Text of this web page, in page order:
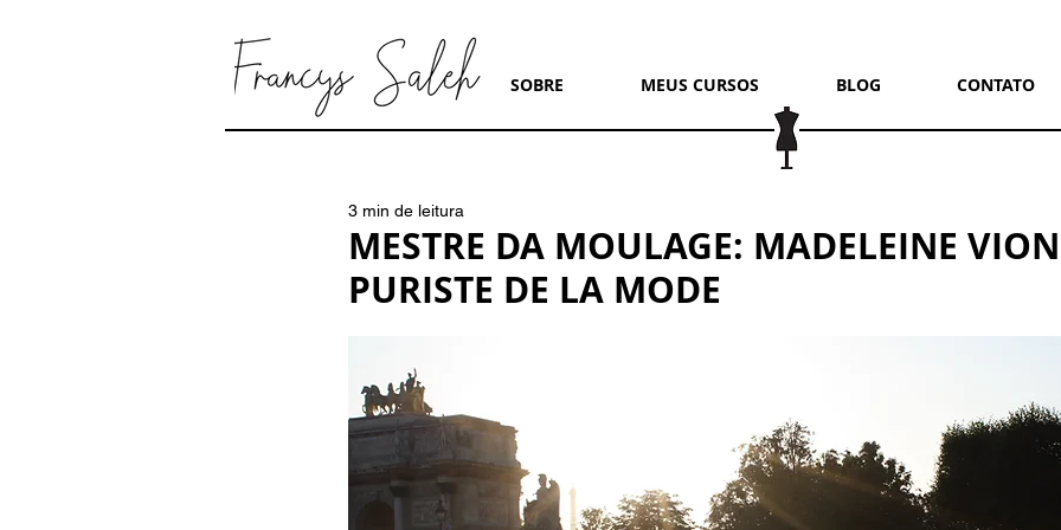
SOBRE MEUS CURSOS BLOG CONTATO
MESTRE DA MOULAGE: MADELEINE
PURISTE DE LA MODE
3 min de leitura